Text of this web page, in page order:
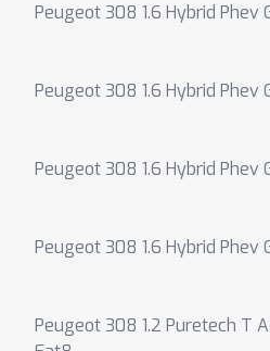
Peugeot 308 1.6 Hybrid Phev
Peugeot 308 1.6 Hybrid Phev
Peugeot 308 1.6 Hybrid Phev
Peugeot 308 1.6 Hybrid Phev
Peugeot 308 1.2 Puretech T